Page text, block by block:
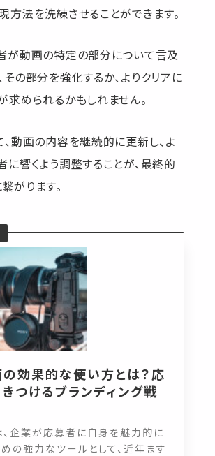
方法を洗練させることができます。
が動画の特定の部分について言及
その部分を強化するか、よりクリアに
求められるかもしれません。
、動画の内容を継続的に更新し、よ
に響くよう調整することが、最終的
がります。
効果的な使い方とは？応
つけるブランディング戦
企業が応募者に自身を魅力的に
の強力なツールとして、近年ます